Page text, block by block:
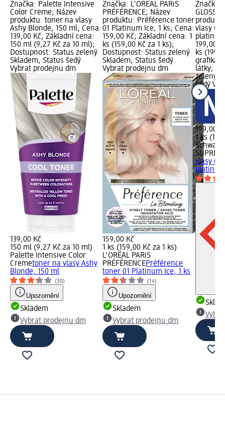
Značka: Palette Intensive
Color Creme; Název
produktu: toner na vlasy
Ashy Blonde, 150 ml; Cena:
139,00 Kč; Základní cena:
150 ml (9,27 Kč za 10 ml);
Dostupnost: Status zelený
Skladem, Status šedý
Vybrat prodejnu dm
139,00 Kč
150 ml (9,27 Kč za 10 ml)
Palette Intensive Color
Cremetoner na vlasy Ashy
Blonde, 150 ml
(30)
Upozornění
Skladem
Vybrat prodejnu dm
Značka: L'ORÉAL PARiS
PRÉFÉRENCE; Název
produktu: Préférence toner
01 Platinum Ice, 1 ks; Cena:
159,00 Kč; Základní cena: 1
ks (159,00 Kč za 1 ks);
Dostupnost: Status zelený
Skladem, Status šedý
Vybrat prodejnu dm
159,00 Kč
1 ks (159,00 Kč za 1 ks)
L'ORÉAL PARiS
PRÉFÉRENCEPréférence
toner 01 Platinum Ice, 1 ks
(14)
Upozornění
Skladem
Vybrat prodejnu dm
Značka:
GLOSS
vlasy
199,00
ks
grafika;
látky;
zelený
šedý
199,00
1 ks
vlasy